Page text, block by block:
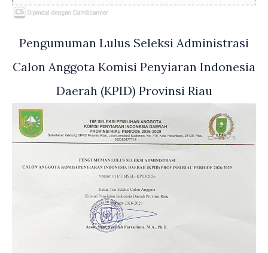
Pengumuman Lulus Seleksi Administrasi
Calon Anggota Komisi Penyiaran Indonesia
Daerah (KPID) Provinsi Riau